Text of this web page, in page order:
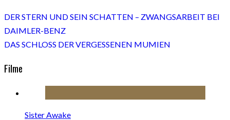
DER STERN UND SEIN SCHATTEN – ZWANGSARBEIT BEI
DAIMLER-BENZ
DAS SCHLOSS DER VERGESSENEN MUMIEN
Filme
Sister Awake